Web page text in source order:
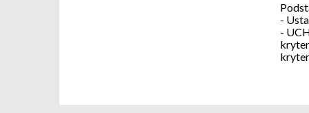
-
-